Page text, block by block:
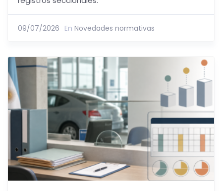
09/07/2026 En Novedades normativas